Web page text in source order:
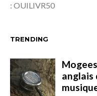
: OUILIVR50
TRENDING